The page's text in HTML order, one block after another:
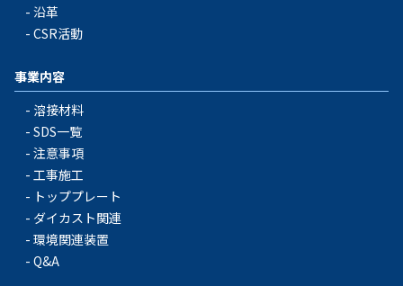
沿革
CSR活動
事業内容
溶接材料
SDS一覧
注意事項
工事施工
トッププレート
ダイカスト関連
環境関連装置
Q&A